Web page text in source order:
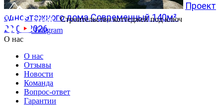
Проект
одноэтажного дома Современный 140м²
20.07.2026
Строительство коттеджей под ключ
Telegram
О нас
О нас
Отзывы
Новости
Команда
Вопрос-ответ
Гарантии